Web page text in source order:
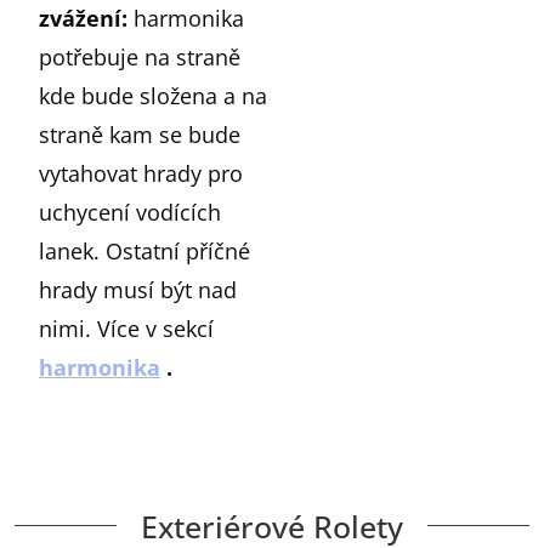
zvážení: harmonika
potřebuje na straně
kde bude složena a na
straně kam se bude
vytahovat hrady pro
uchycení vodících
lanek. Ostatní příčné
hrady musí být nad
nimi. Více v sekcí
harmonika .
Exteriérové ​​Rolety